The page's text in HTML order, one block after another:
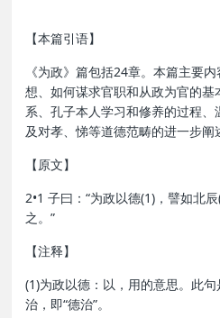
【本篇引语】
《为政》篇包括24章。本篇主要
想、如何谋求官职和从政为官的
系、孔子本人学习和修养的过程
及对孝、悌等道德范畴的进一步阐
【原文】
2•1 子曰：“为政以德(1)，譬如北
之。”
【注释】
(1)为政以德：以，用的意思。此
治，即“德治”。